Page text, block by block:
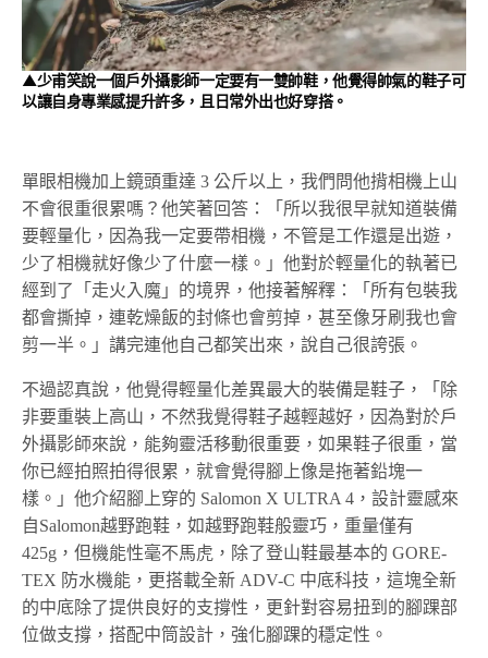
▲少甫笑說一個戶外攝影師一定要有一雙帥鞋，他覺得帥氣的鞋子可
以讓自身專業感提升許多，且日常外出也好穿搭。
單眼相機加上鏡頭重達 3 公斤以上，我們問他揹相機上山
不會很重很累嗎？他笑著回答：「所以我很早就知道裝備
要輕量化，因為我一定要帶相機，不管是工作還是出遊，
少了相機就好像少了什麼一樣。」他對於輕量化的執著已
經到了「走火入魔」的境界，他接著解釋：「所有包裝我
都會撕掉，連乾燥飯的封條也會剪掉，甚至像牙刷我也會
剪一半。」講完連他自己都笑出來，說自己很誇張。
不過認真說，他覺得輕量化差異最大的裝備是鞋子，「除
非要重裝上高山，不然我覺得鞋子越輕越好，因為對於戶
外攝影師來說，能夠靈活移動很重要，如果鞋子很重，當
你已經拍照拍得很累，就會覺得腳上像是拖著鉛塊一
樣。」他介紹腳上穿的 Salomon X ULTRA 4，設計靈感來
自Salomon越野跑鞋，如越野跑鞋般靈巧，重量僅有
425g，但機能性毫不馬虎，除了登山鞋最基本的 GORE-
TEX 防水機能，更搭載全新 ADV-C 中底科技，這塊全新
的中底除了提供良好的支撐性，更針對容易扭到的腳踝部
位做支撐，搭配中筒設計，強化腳踝的穩定性。